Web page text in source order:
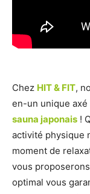
Chez HIT & FIT,
en-un unique axé
sauna japonais !
activité physique
moment de
vous
optimal vous